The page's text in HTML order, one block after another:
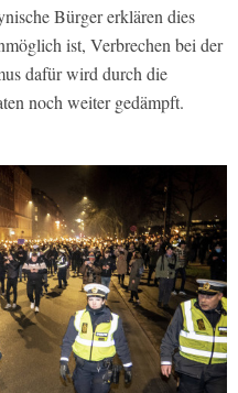
Bürger erklären dies
ist, Verbrechen bei der
dafür wird durch die
noch weiter gedämpft.